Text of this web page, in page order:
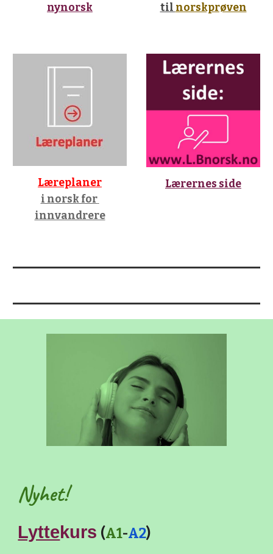
nynorsk
til norskprøven
Læreplaner
i norsk for
innvandrere
Lærernes side
Nyhet!
Lyttekurs (A1-A2)